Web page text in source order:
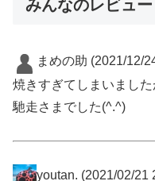
みんなのレビュー
まめの助 (2021/12/
焼きすぎてしまいまし
馳走さまでした(^.^)
youtan. (2021/02/21